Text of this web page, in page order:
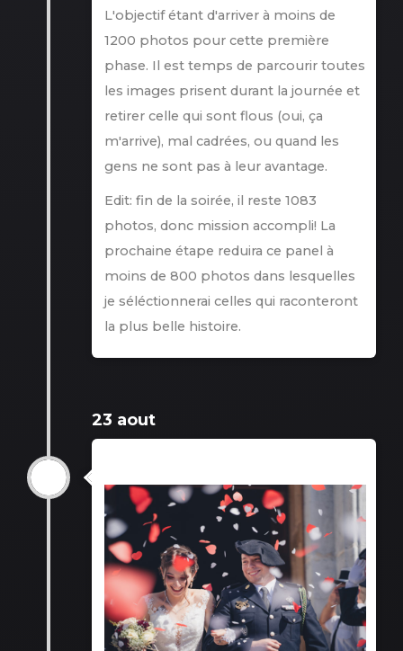
L'objectif étant d'arriver à moins de
1200 photos pour cette première
phase. Il est temps de parcourir toutes
les images prisent durant la journée et
retirer celle qui sont flous (oui, ça
m'arrive), mal cadrées, ou quand les
gens ne sont pas à leur avantage.
Edit: fin de la soirée, il reste 1083
photos, donc mission accompli! La
prochaine étape reduira ce panel à
moins de 800 photos dans lesquelles
je séléctionnerai celles qui raconteront
la plus belle histoire.
23 aout